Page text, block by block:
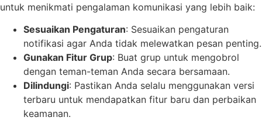
untuk menikmati pengalaman komunikasi yang lebih baik:
Sesuaikan Pengaturan: Sesuaikan pengaturan
notifikasi agar Anda tidak melewatkan pesan penting.
Gunakan Fitur Grup: Buat grup untuk mengobrol
dengan teman-teman Anda secara bersamaan.
Dilindungi: Pastikan Anda selalu menggunakan versi
terbaru untuk mendapatkan fitur baru dan perbaikan
keamanan.